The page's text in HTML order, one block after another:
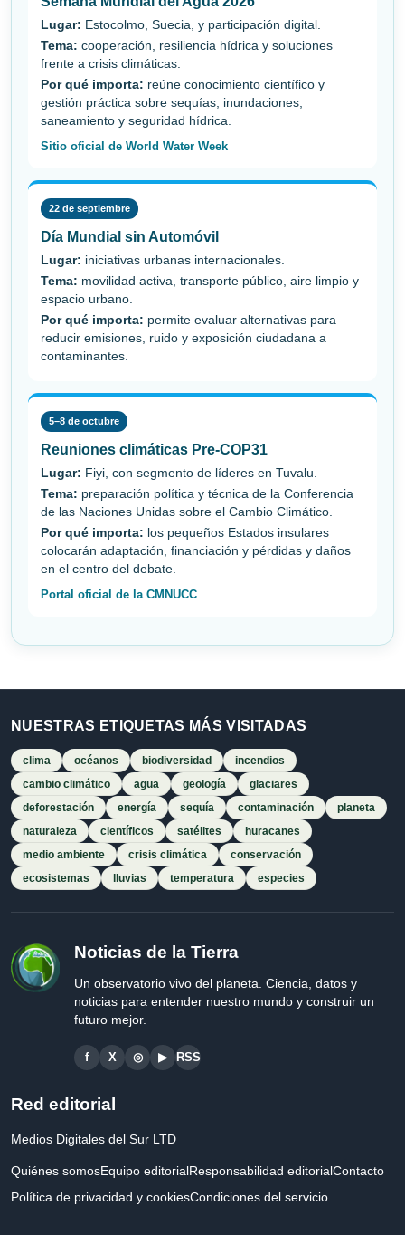
Lugar: Estocolmo, Suecia, y participación digital.
Tema: cooperación, resiliencia hídrica y soluciones
frente a crisis climáticas.
Por qué importa: reúne conocimiento científico y
gestión práctica sobre sequías, inundaciones,
saneamiento y seguridad hídrica.
Sitio oficial de World Water Week
22 de septiembre
Día Mundial sin Automóvil
Lugar: iniciativas urbanas internacionales.
Tema: movilidad activa, transporte público, aire limpio y
espacio urbano.
Por qué importa: permite evaluar alternativas para
reducir emisiones, ruido y exposición ciudadana a
contaminantes.
5–8 de octubre
Reuniones climáticas Pre-COP31
Lugar: Fiyi, con segmento de líderes en Tuvalu.
Tema: preparación política y técnica de la Conferencia
de las Naciones Unidas sobre el Cambio Climático.
Por qué importa: los pequeños Estados insulares
colocarán adaptación, financiación y pérdidas y daños
en el centro del debate.
Portal oficial de la CMNUCC
NUESTRAS ETIQUETAS MÁS VISITADAS
clima océanos biodiversidad
incendios
cambio climático
agua geología
glaciares
deforestación
energía sequía contaminación
planeta
naturaleza
científicos satélites
huracanes
medio ambiente
crisis climática
conservación
ecosistemas
lluvias temperatura especies
Noticias de la Tierra
Un observatorio vivo del planeta. Ciencia, datos y
noticias para entender nuestro mundo y construir un
futuro mejor.
f X ◎ ▶ RSS
Red editorial
Medios Digitales del Sur LTD
Quiénes somosEquipo editorialResponsabilidad editorialContacto
Política de privacidad y cookiesCondiciones del servicio